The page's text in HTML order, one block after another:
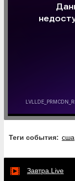
Теги события: сша
Завтра.Live